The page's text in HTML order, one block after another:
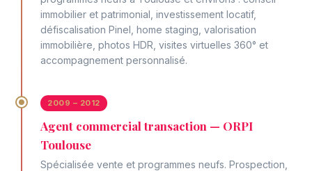
immobilier et patrimonial, investissement locatif,
défiscalisation Pinel, home staging, valorisation
immobilière, photos HDR, visites virtuelles 360° et
accompagnement personnalisé.
2009 – 2012
Agent commercial transaction — ORPI
Toulouse
Spécialisée vente et programmes neufs. Prospection,